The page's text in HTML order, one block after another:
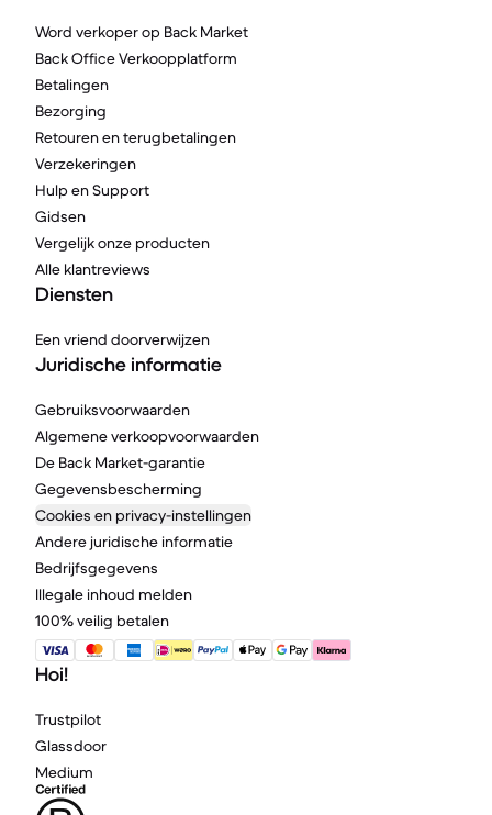
Word verkoper op Back Market
Back Office Verkoopplatform
Betalingen
Bezorging
Retouren en terugbetalingen
Verzekeringen
Hulp en Support
Gidsen
Vergelijk onze producten
Alle klantreviews
Diensten
Een vriend doorverwijzen
Juridische informatie
Gebruiksvoorwaarden
Algemene verkoopvoorwaarden
De Back Market-garantie
Gegevensbescherming
Cookies en privacy-instellingen
Andere juridische informatie
Bedrijfsgegevens
Illegale inhoud melden
100% veilig betalen
Hoi!
Trustpilot
Glassdoor
Medium